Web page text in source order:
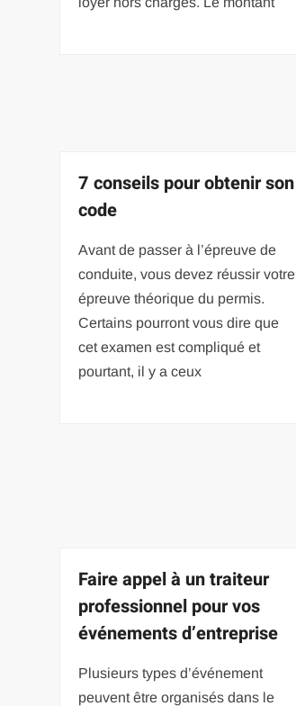
7 conseils pour obtenir son
code
Avant de passer à l’épreuve de
conduite, vous devez réussir votre
épreuve théorique du permis.
Certains pourront vous dire que
cet examen est compliqué et
pourtant, il y a ceux
Faire appel à un traiteur
professionnel pour vos
événements d’entreprise
Plusieurs types d’événement
peuvent être organisés dans le